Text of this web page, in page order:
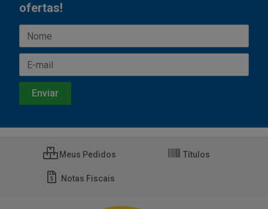
ofertas!
Meus Pedidos Títulos
Notas Fiscais